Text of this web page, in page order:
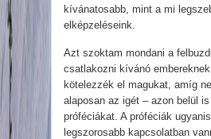
kívánatosabb, mint a mi
elképzeléseink.
Azt szoktam mondani a
csatlakozni kívánó
kötelezzék el magukat, amíg
alaposan az igét – azon belül
próféciákat. A próféciák
legszorosabb kapcsolatban